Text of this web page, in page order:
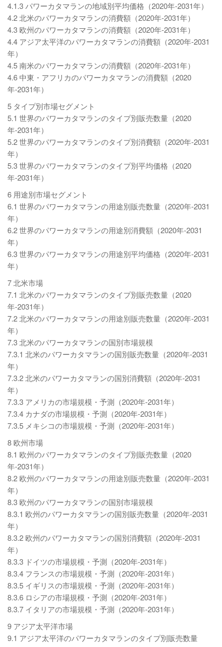
4.1.3 パワーカタマランの地域別平均価格（2020年-2031年）
4.2 北米のパワーカタマランの消費額（2020年-2031年）
4.3 欧州のパワーカタマランの消費額（2020年-2031年）
4.4 アジア太平洋のパワーカタマランの消費額（2020年-2031
年）
4.5 南米のパワーカタマランの消費額（2020年-2031年）
4.6 中東・アフリカのパワーカタマランの消費額（2020
年-2031年）
5 タイプ別市場セグメント
5.1 世界のパワーカタマランのタイプ別販売数量（2020
年-2031年）
5.2 世界のパワーカタマランのタイプ別消費額（2020年-2031
年）
5.3 世界のパワーカタマランのタイプ別平均価格（2020
年-2031年）
6 用途別市場セグメント
6.1 世界のパワーカタマランの用途別販売数量（2020年-2031
年）
6.2 世界のパワーカタマランの用途別消費額（2020年-2031
年）
6.3 世界のパワーカタマランの用途別平均価格（2020年-2031
年）
7 北米市場
7.1 北米のパワーカタマランのタイプ別販売数量（2020
年-2031年）
7.2 北米のパワーカタマランの用途別販売数量（2020年-2031
年）
7.3 北米のパワーカタマランの国別市場規模
7.3.1 北米のパワーカタマランの国別販売数量（2020年-2031
年）
7.3.2 北米のパワーカタマランの国別消費額（2020年-2031
年）
7.3.3 アメリカの市場規模・予測（2020年-2031年）
7.3.4 カナダの市場規模・予測（2020年-2031年）
7.3.5 メキシコの市場規模・予測（2020年-2031年）
8 欧州市場
8.1 欧州のパワーカタマランのタイプ別販売数量（2020
年-2031年）
8.2 欧州のパワーカタマランの用途別販売数量（2020年-2031
年）
8.3 欧州のパワーカタマランの国別市場規模
8.3.1 欧州のパワーカタマランの国別販売数量（2020年-2031
年）
8.3.2 欧州のパワーカタマランの国別消費額（2020年-2031
年）
8.3.3 ドイツの市場規模・予測（2020年-2031年）
8.3.4 フランスの市場規模・予測（2020年-2031年）
8.3.5 イギリスの市場規模・予測（2020年-2031年）
8.3.6 ロシアの市場規模・予測（2020年-2031年）
8.3.7 イタリアの市場規模・予測（2020年-2031年）
9 アジア太平洋市場
9.1 アジア太平洋のパワーカタマランのタイプ別販売数量